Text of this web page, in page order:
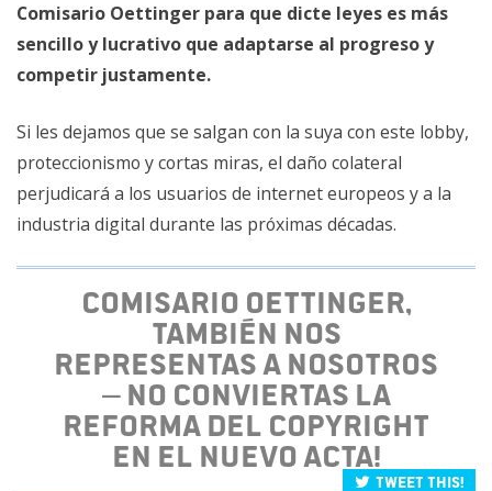
Comisario Oettinger para que dicte leyes es más
sencillo y lucrativo que adaptarse al progreso y
competir justamente.
Si les dejamos que se salgan con la suya con este lobby,
proteccionismo y cortas miras, el daño colateral
perjudicará a los usuarios de internet europeos y a la
industria digital durante las próximas décadas.
Comisario Oettinger,
también nos
representas a nosotros
– no conviertas la
reforma del copyright
en el nuevo ACTA!
Tweet this!